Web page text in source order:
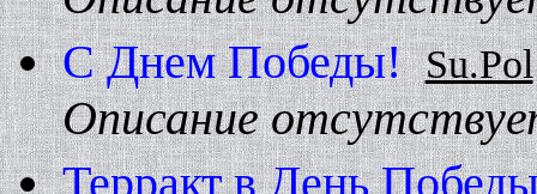
С Днем Победы! Su.Pol
Описание
Терракт в День